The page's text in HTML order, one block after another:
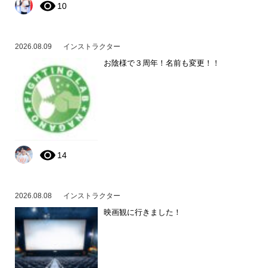
10
2026.08.09 インストラクター
お陰様で３周年！名前も変更！！
14
2026.08.08 インストラクター
映画観に行きました！